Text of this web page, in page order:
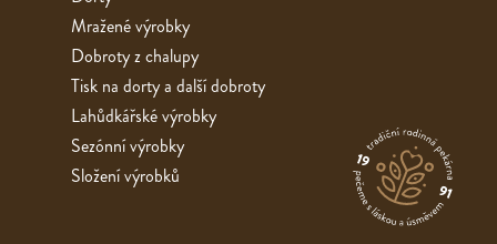
Mražené výrobky
Dobroty z chalupy
Tisk na dorty a další dobroty
Lahůdkářské výrobky
Sezónní výrobky
Složení výrobků